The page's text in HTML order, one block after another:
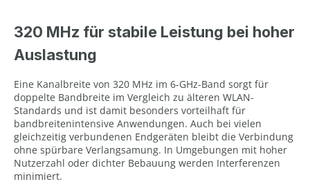
320 MHz für stabile Leistung bei hoher
Auslastung
Eine Kanalbreite von 320 MHz im 6-GHz-Band sorgt für
doppelte Bandbreite im Vergleich zu älteren WLAN-
Standards und ist damit besonders vorteilhaft für
bandbreitenintensive Anwendungen. Auch bei vielen
gleichzeitig verbundenen Endgeräten bleibt die Verbindung
ohne spürbare Verlangsamung. In Umgebungen mit hoher
Nutzerzahl oder dichter Bebauung werden Interferenzen
minimiert.